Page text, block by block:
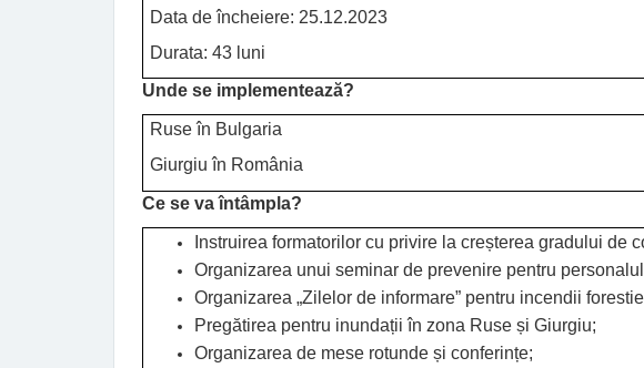
Data de încheiere: 25.12.2023
Durata: 43 luni
Unde se implementează?
Ruse în Bulgaria
Giurgiu în România
Ce se va întâmpla?
Instruirea formatorilor cu privire la creșterea gradului
Organizarea unui seminar de prevenire pentru
Organizarea „Zilelor de informare” pentru incendii
Pregătirea pentru inundații în zona Ruse și Giurgiu;
Organizarea de mese rotunde și conferințe;